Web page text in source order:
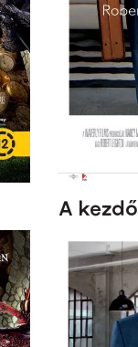
A kezdő